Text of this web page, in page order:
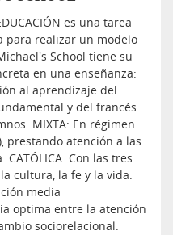
es una tarea
para realizar un modelo
School tiene su
en una enseñanza:
al aprendizaje del
y del francés
MIXTA: En régimen
prestando atención a las
Con las tres
cultura, la fe y la vida.
media
optima entre la atención
sociorelacional.